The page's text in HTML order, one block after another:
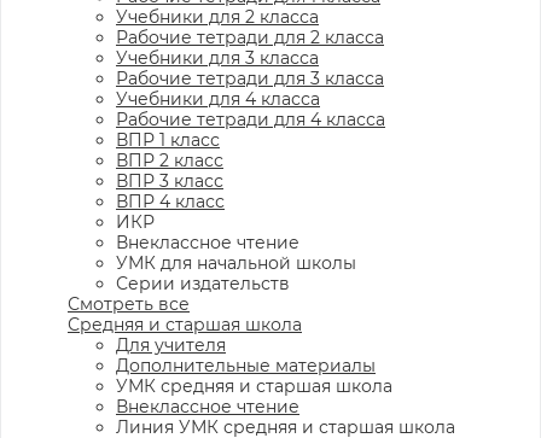
Учебники для 2 класса
Рабочие тетради для 2 класса
Учебники для 3 класса
Рабочие тетради для 3 класса
Учебники для 4 класса
Рабочие тетради для 4 класса
ВПР 1 класс
ВПР 2 класс
ВПР 3 класс
ВПР 4 класс
ИКР
Внеклассное чтение
УМК для начальной школы
Серии издательств
Смотреть все
Средняя и старшая школа
Для учителя
Дополнительные материалы
УМК средняя и старшая школа
Внеклассное чтение
Линия УМК средняя и старшая школа